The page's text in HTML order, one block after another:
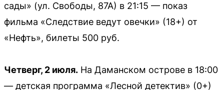
сады» (ул. Свободы, 87А) в 21:15 — показ
фильма «Следствие ведут овечки» (18+) от
«Нефть», билеты 500 руб.
Четверг, 2 июля. На Даманском острове в 18:00
— детская программа «Лесной детектив» (0+)